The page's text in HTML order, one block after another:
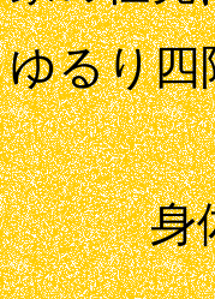
ゆるり四
身体